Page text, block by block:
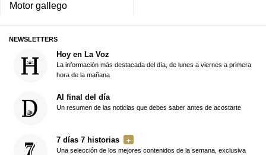
Motor gallego
NEWSLETTERS
Hoy en La Voz
La información más destacada del día, de lunes a viernes a primera
hora de la mañana
Al final del día
Un resumen de las noticias que debes saber antes de acostarte
7 días 7 historias
Una selección de los mejores contenidos de la semana, exclusiva